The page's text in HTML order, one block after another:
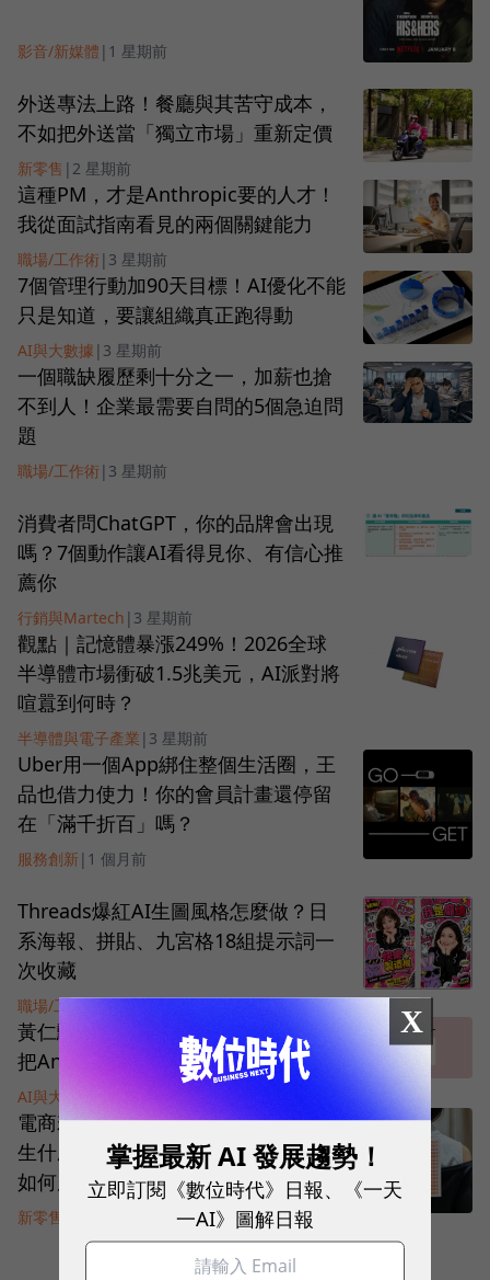
影音/新媒體 | 1 星期前
外送專法上路！餐廳與其苦守成本，
不如把外送當「獨立市場」重新定價
新零售 | 2 星期前
這種PM，才是Anthropic要的人才！
我從面試指南看見的兩個關鍵能力
職場/工作術 | 3 星期前
7個管理行動加90天目標！AI優化不能
只是知道，要讓組織真正跑得動
AI與大數據 | 3 星期前
一個職缺履歷剩十分之一，加薪也搶
不到人！企業最需要自問的5個急迫問
題
職場/工作術 | 3 星期前
消費者問ChatGPT，你的品牌會出現
嗎？7個動作讓AI看得見你、有信心推
薦你
行銷與Martech | 3 星期前
觀點｜記憶體暴漲249%！2026全球
半導體市場衝破1.5兆美元，AI派對將
喧囂到何時？
半導體與電子產業 | 3 星期前
Uber用一個App綁住整個生活圈，王
品也借力使力！你的會員計畫還停留
在「滿千折百」嗎？
服務創新 | 1 個月前
Threads爆紅AI生圖風格怎麼做？日
系海報、拼貼、九宮格18組提示詞一
次收藏
職場/工作術|1 個月前
黃仁勳說的「Token經濟學」，如何
把Anthropic推向兆元新創？
AI與大數據 |
電商若實施「僅退款，不退貨」會發
生什麼事？一起離譜事件，看懂制度
如何反噬
新零售
X
掌握最新 AI 發展趨勢！
立即訂閱《數位時代》日報、《一天
一AI》圖解日報